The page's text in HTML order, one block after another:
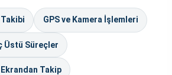
Takibi GPS ve Kamera İşlemleri
Üstü Süreçler
Takip